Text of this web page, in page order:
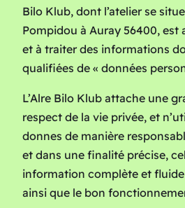
Bilo Klub, dont l’atelier se
Pompidou à Auray 56400, est
et à traiter des informations
qualifiées de « données
L’Alre Bilo Klub attache une
respect de la vie privée, et
donnes de manière
et dans une finalité précise,
information complète et
ainsi que le bon